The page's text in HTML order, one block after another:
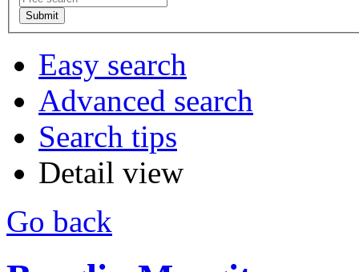
Easy search
Advanced search
Search tips
Detail view
Go back